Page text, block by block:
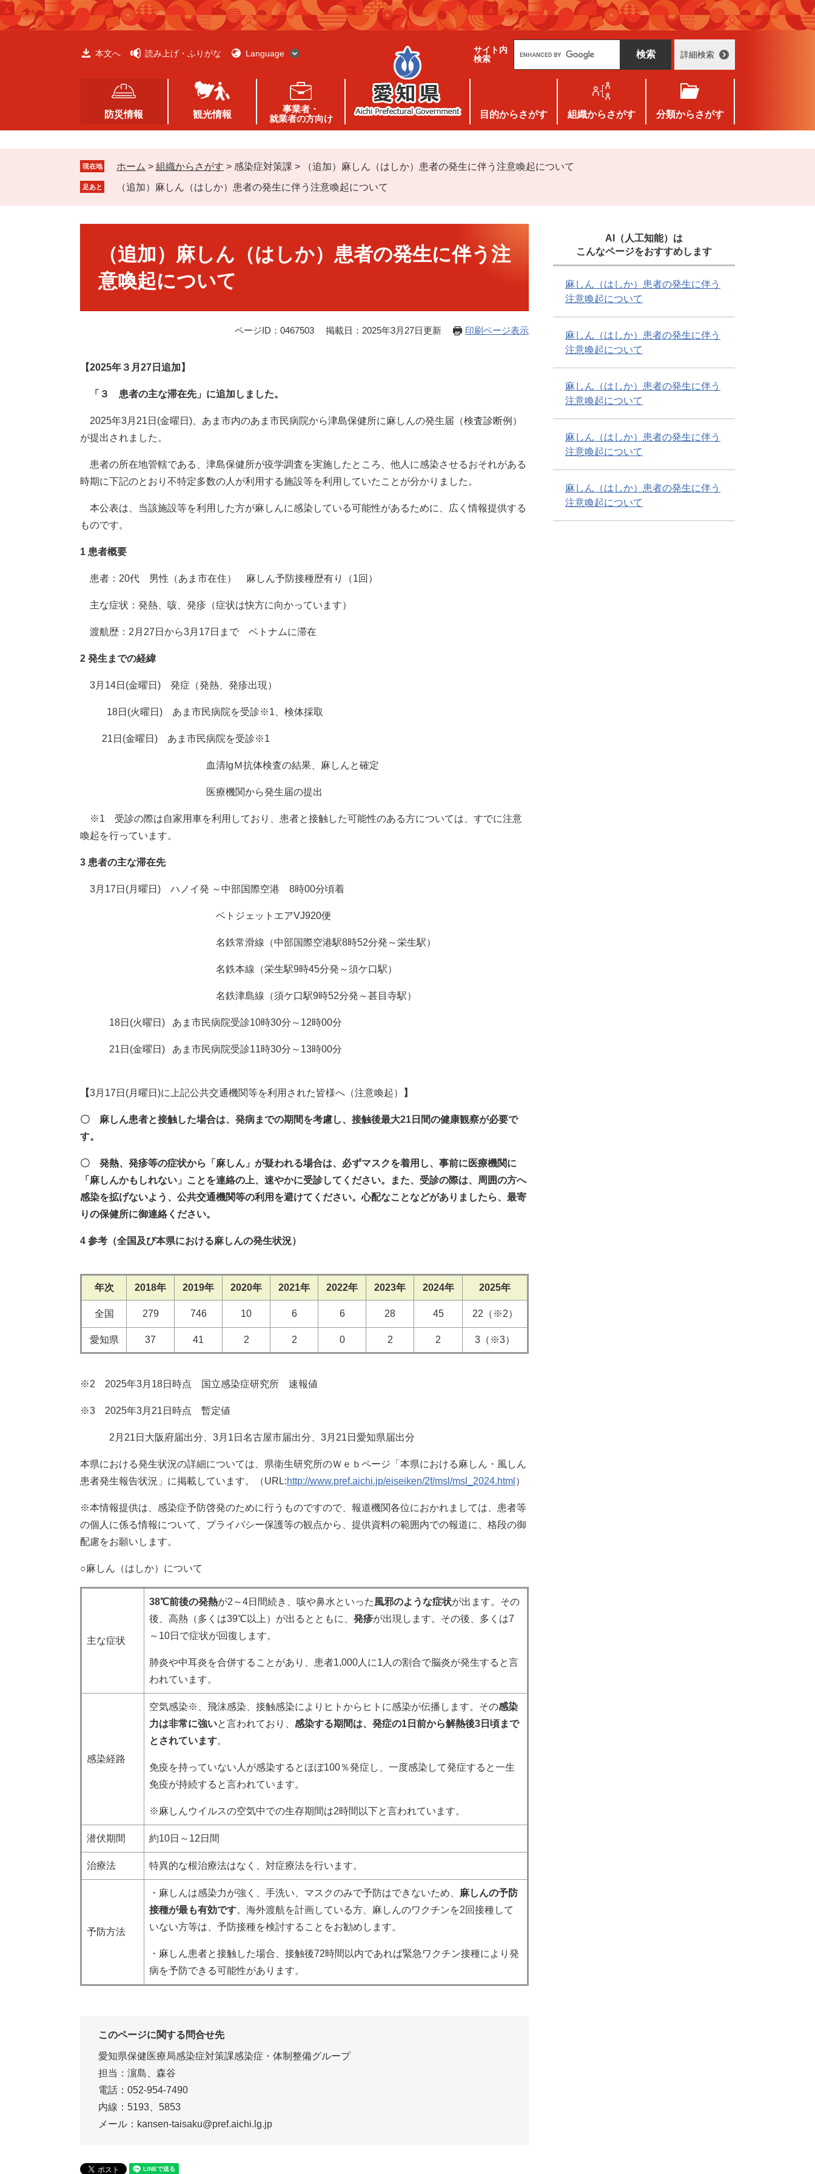
ペ
ー
メ
ニ
本文へ 読み上げ・ふりがな Language
サイト内
検索
g
タ
ム
検
詳細検索
防災情報 観光情報
事業者・
就業者の方向け
目的からさがす 組織からさがす 分類からさがす
現在地 ホーム > 組織からさがす > 感染症対策課 > （追加）麻しん（はしか）患者の発生に伴う注意喚起について
足あと （追加）麻しん（はしか）患者の発生に伴う注意喚起について
（追加）麻しん（はしか）患者の発生に伴う注
意喚起について
ページID：0467503 掲載日：2025年3月27日更新 印刷ページ表示
【2025年３月27日追加】
「３ 患者の主な滞在先」に追加しました。
2025年3月21日(金曜日)、あま市内のあま市民病院から津島保健所に麻しんの発生届（検査診断例）
が提出されました。
患者の所在地管轄である、津島保健所が疫学調査を実施したところ、他人に感染させるおそれがある
時期に下記のとおり不特定多数の人が利用する施設等を利用していたことが分かりました。
本公表は、当該施設等を利用した方が麻しんに感染している可能性があるために、広く情報提供する
ものです。
1 患者概要
患者：20代 男性（あま市在住） 麻しん予防接種歴有り（1回）
主な症状：発熱、咳、発疹（症状は快方に向かっています）
渡航歴：2月27日から3月17日まで ベトナムに滞在
2 発生までの経緯
3月14日(金曜日) 発症（発熱、発疹出現）
18日(火曜日) あま市民病院を受診※1、検体採取
21日(金曜日) あま市民病院を受診※1
血清IgＭ抗体検査の結果、麻しんと確定
医療機関から発生届の提出
※1 受診の際は自家用車を利用しており、患者と接触した可能性のある方については、すでに注意
喚起を行っています。
3 患者の主な滞在先
3月17日(月曜日) ハノイ発 ～中部国際空港 8時00分頃着
ベトジェットエアVJ920便
名鉄常滑線（中部国際空港駅8時52分発～栄生駅）
名鉄本線（栄生駅9時45分発～須ケ口駅）
名鉄津島線（須ケ口駅9時52分発～甚目寺駅）
18日(火曜日) あま市民病院受診10時30分～12時00分
21日(金曜日) あま市民病院受診11時30分～13時00分
【3月17日(月曜日)に上記公共交通機関等を利用された皆様へ（注意喚起）​ 】
〇 麻しん患者と接触した場合は、発病までの期間を考慮し、接触後最大21日間の健康観察が必要で
す。
〇 発熱、発疹等の症状から「麻しん」が疑われる場合は、必ずマスクを着用し、事前に医療機関に
「麻しんかもしれない」ことを連絡の上、速やかに受診してください。また、受診の際は、周囲の方へ
感染を拡げないよう、公共交通機関等の利用を避けてください。心配なことなどがありましたら、最寄
りの保健所に御連絡ください。
4 参考（全国及び本県における麻しんの発生状況）
年次 2018年 2019年 2020年 2021年 2022年 2023年 2024年 2025年
全国 279 746 10 6 6 28 45 22（※2）
愛知県 37 41 2 2 0 2 2 3（※3）
※2 2025年3月18日時点 国立感染症研究所 速報値
※3 2025年3月21日時点 暫定値
2月21日大阪府届出分、3月1日名古屋市届出分、3月21日愛知県届出分
本県における発生状況の詳細については、県衛生研究所のＷｅｂページ「本県における麻しん・風しん
患者発生報告状況」に掲載しています。（URL:http://www.pref.aichi.jp/eiseiken/2f/msl/msl_2024.html ）
※本情報提供は、感染症予防啓発のために行うものですので、報道機関各位におかれましては、患者等
の個人に係る情報について、プライバシー保護等の観点から、提供資料の範囲内での報道に、格段の御
配慮をお願いします。
○麻しん（はしか）について
主な症状
38℃前後の発熱が2～4日間続き、咳や鼻水といった風邪のような症状が出ます。その
後、高熱（多くは39℃以上）が出るとともに、 発疹が出現します。その後、多くは7
～10日で症状が回復します。
肺炎や中耳炎を合併することがあり、患者1,000人に1人の割合で脳炎が発生すると言
われています。
感染経路
空気感染※、飛沫感染、接触感染によりヒトからヒトに感染が伝播します。その感染
力は非常に強いと言われており、 感染する期間は、発症の1日前から解熱後3日頃まで
とされています。
免疫を持っていない人が感染するとほぼ100％発症し、一度感染して発症すると一生
免疫が持続すると言われています。
※麻しんウイルスの空気中での生存期間は2時間以下と言われています。
潜伏期間 約10日～12日間
治療法 特異的な根治療法はなく、対症療法を行います。
予防方法
・麻しんは感染力が強く、手洗い、マスクのみで予防はできないため、 麻しんの予防
接種が最も有効です。海外渡航を計画している方、麻しんのワクチンを2回接種して
いない方等は、予防接種を検討することをお勧めします。
・麻しん患者と接触した場合、接触後72時間以内であれば緊急ワクチン接種により発
病を予防できる可能性があります。
このページに関する問合せ先
愛知県保健医療局感染症対策課感染症・体制整備グループ
担当：濵島、森谷
電話：052-954-7490
内線：5193、5853
メール：kansen-taisaku@pref.aichi.lg.jp
AI（人工知能）は
こんなページをおすすめします
麻しん（はしか）患者の発生に伴う
注意喚起について
麻しん（はしか）患者の発生に伴う
注意喚起について
麻しん（はしか）患者の発生に伴う
注意喚起について
麻しん（はしか）患者の発生に伴う
注意喚起について
麻しん（はしか）患者の発生に伴う
注意喚起について